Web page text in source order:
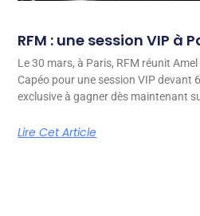
RFM : une session VIP à
Le 30 mars, à Paris, RFM réunit
Capéo pour une session VIP devant
exclusive à gagner dès maintenant
Lire Cet Article